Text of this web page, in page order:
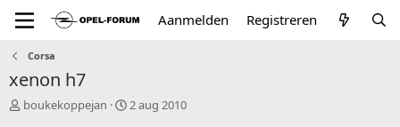
Aanmelden Registreren
Corsa
xenon h7
T
boukekoppejan
S
2 aug 2010